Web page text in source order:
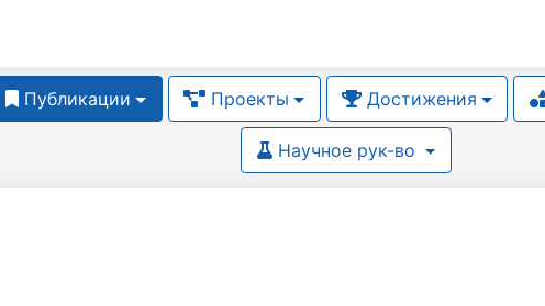
Публикации Проекты Достижения
Научное рук-во